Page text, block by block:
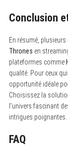
Conclusion
En résumé,
Thrones en
plateformes comme
qualité. Pour ceux
opportunité idéale
Choisissez la
l’univers fascinant
intrigues poignantes.
FAQ